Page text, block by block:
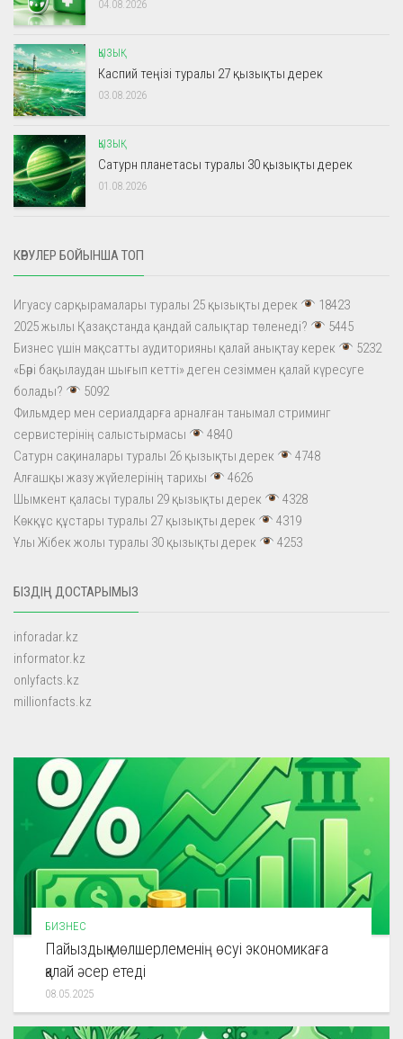
04.08.2026
ҚЫЗЫҚ
Каспий теңізі туралы 27 қызықты дерек
03.08.2026
ҚЫЗЫҚ
Сатурн планетасы туралы 30 қызықты дерек
01.08.2026
КӨРУЛЕР БОЙЫНША ТОП
Игуасу сарқырамалары туралы 25 қызықты дерек
18423
2025 жылы Қазақстанда қандай салықтар төленеді?
5445
Бизнес үшін мақсатты аудиторияны қалай анықтау керек
5232
«Бәрі бақылаудан шығып кетті» деген сезіммен қалай күресуге
болады?
5092
Фильмдер мен сериалдарға арналған танымал стриминг
сервистерінің салыстырмасы
4840
Сатурн сақиналары туралы 26 қызықты дерек
4748
Алғашқы жазу жүйелерінің тарихы
4626
Шымкент қаласы туралы 29 қызықты дерек
4328
Көкқұс құстары туралы 27 қызықты дерек
4319
Ұлы Жібек жолы туралы 30 қызықты дерек
4253
БІЗДІҢ ДОСТАРЫМЫЗ
inforadar.kz
informator.kz
onlyfacts.kz
millionfacts.kz
БИЗНЕС
Пайыздық мөлшерлеменің өсуі экономикаға
қалай әсер етеді
08.05.2025